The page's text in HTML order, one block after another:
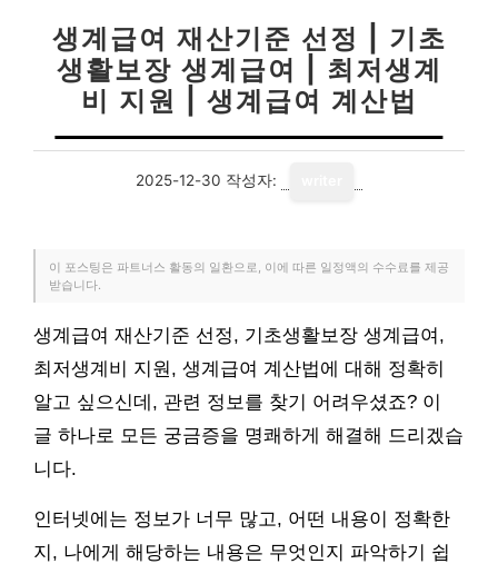
생계급여 재산기준 선정 | 기초
생활보장 생계급여 | 최저생계
비 지원 | 생계급여 계산법
2025-12-30 작성자:
이 포스팅은 파트너스 활동의 일환으로, 이에 따른 일정액의 수수료를 제공
받습니다.
생계급여 재산기준 선정, 기초생활보장 생계급여,
최저생계비 지원, 생계급여 계산법에 대해 정확히
알고 싶으신데, 관련 정보를 찾기 어려우셨죠? 이
글 하나로 모든 궁금증을 명쾌하게 해결해 드리겠습
니다.
인터넷에는 정보가 너무 많고, 어떤 내용이 정확한
지, 나에게 해당하는 내용은 무엇인지 파악하기 쉽